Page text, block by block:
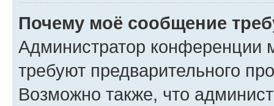
Почему моё сообщение
Администратор конференции
требуют предварительного
Возможно также, что